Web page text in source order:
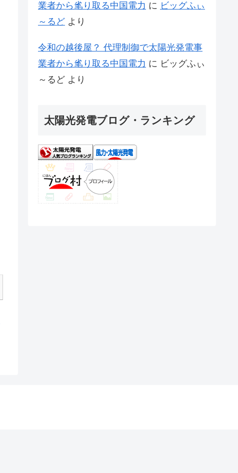
業者から毟り取る中国電力 に ビッグふぃ
～るど より
令和の越後屋？ 代理制御で太陽光発電事
業者から毟り取る中国電力 に ビッグふぃ
～るど より
太陽光発電ブログ・ランキング